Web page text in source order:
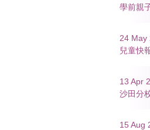
學前親
24 May
兒童快
13 Apr
沙田分
15 Aug